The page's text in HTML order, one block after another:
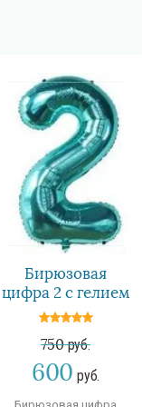
Бирюзовая
цифра 2 с гелием
600 руб.
750руб.